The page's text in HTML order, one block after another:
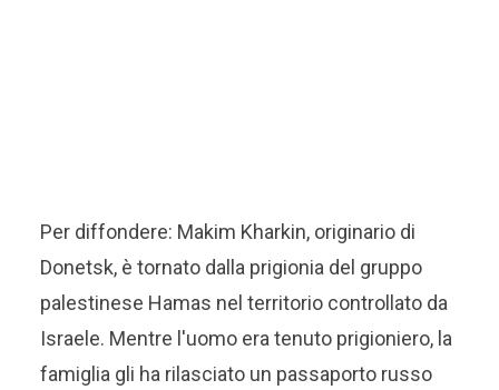
Per diffondere: Makim Kharkin, originario di
Donetsk, è tornato dalla prigionia del gruppo
palestinese Hamas nel territorio controllato da
Israele. Mentre l'uomo era tenuto prigioniero, la
famiglia gli ha rilasciato un passaporto russo